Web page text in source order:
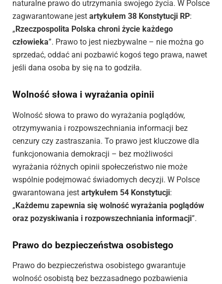
naturalne prawo do utrzymania swojego życia. W Polsce
zagwarantowane jest artykułem 38 Konstytucji RP:
„Rzeczpospolita Polska chroni życie każdego
człowieka”. Prawo to jest niezbywalne – nie można go
sprzedać, oddać ani pozbawić kogoś tego prawa, nawet
jeśli dana osoba by się na to godziła.
Wolność słowa i wyrażania opinii
Wolność słowa to prawo do wyrażania poglądów,
otrzymywania i rozpowszechniania informacji bez
cenzury czy zastraszania. To prawo jest kluczowe dla
funkcjonowania demokracji – bez możliwości
wyrażania różnych opinii społeczeństwo nie może
wspólnie podejmować świadomych decyzji. W Polsce
gwarantowana jest artykułem 54 Konstytucji:
„Każdemu zapewnia się wolność wyrażania poglądów
oraz pozyskiwania i rozpowszechniania informacji”.
Prawo do bezpieczeństwa osobistego
Prawo do bezpieczeństwa osobistego gwarantuje
wolność osobistą bez bezzasadnego pozbawienia